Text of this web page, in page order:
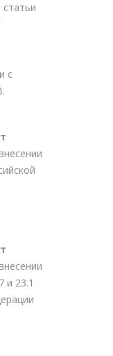
с
и 23.1